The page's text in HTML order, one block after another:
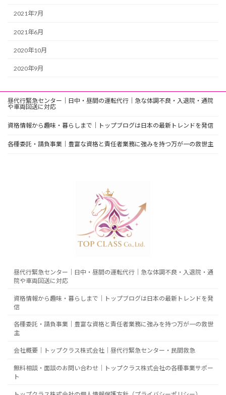
2021年7月
2021年6月
2020年10月
2020年9月
昼代行緊急センター｜日中・昼間の運転代行｜急な体調不良・入退院・通院
や車両回送に対応
資格情報から趣味・暮らしまで｜トップブログは日本の最新トレンドを発信
各種委託・請負事業｜豊富な資格と責任者業務に強みを持つ万が一の救世主
昼代行緊急センター｜日中・昼間の運転代行｜急な体調不良・入退院・通
院や車両回送に対応
資格情報から趣味・暮らしまで｜トップブログは日本の最新トレンドを発
信
各種委託・請負事業｜豊富な資格と責任者業務に強みを持つ万が一の救世
主
会社概要｜トップクラス株式会社｜昼代行緊急センター・民間救急
無料相談・面談のお問い合わせ｜トップクラス株式会社の各種事業サポー
ト